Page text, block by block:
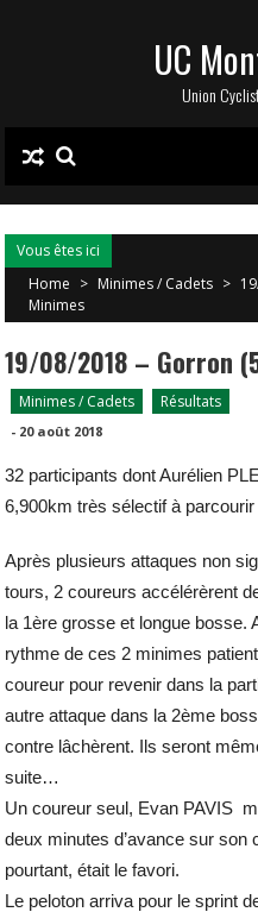
UC
Union
Vous êtes ici
Home > Minimes / Cadets >
Minimes
19/08/2018 – Gorron
Minimes / Cadets Résultats
- 20 août 2018
32 participants dont Aurélien
6,900km très sélectif à parcourir
Après plusieurs attaques non
tours, 2 coureurs accélérèrent
la 1ère grosse et longue bosse.
rythme de ces 2 minimes
coureur pour revenir dans la
autre attaque dans la 2ème
contre lâchèrent. Ils seront
suite…
Un coureur seul, Evan PAVIS
deux minutes d’avance sur son
pourtant, était le favori.
Le peloton arriva pour le sprint